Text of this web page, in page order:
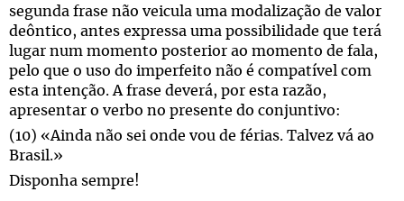
segunda frase não veicula uma modalização de valor
deôntico, antes expressa uma possibilidade que terá
lugar num momento posterior ao momento de fala,
pelo que o uso do imperfeito não é compatível com
esta intenção. A frase deverá, por esta razão,
apresentar o verbo no presente do conjuntivo:
(10) «Ainda não sei onde vou de férias. Talvez vá ao
Brasil.»
Disponha sempre!